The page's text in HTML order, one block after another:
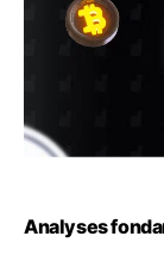
Analyses